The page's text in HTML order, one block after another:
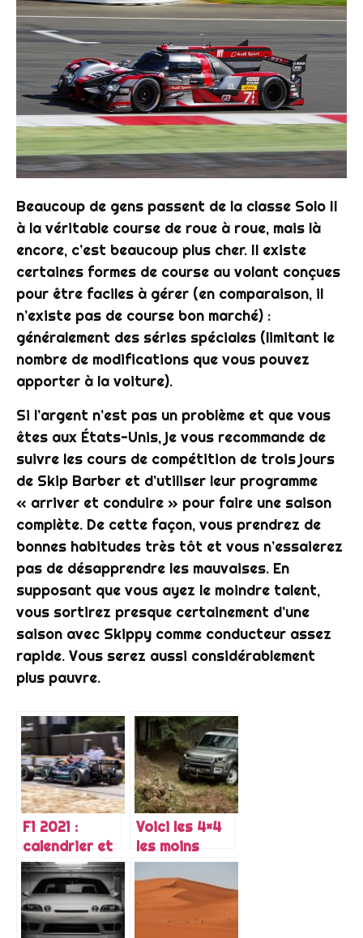
Beaucoup de gens passent de la classe Solo II
à la véritable course de roue à roue, mais là
encore, c’est beaucoup plus cher. Il existe
certaines formes de course au volant conçues
pour être faciles à gérer (en comparaison, il
n’existe pas de course bon marché) :
généralement des séries spéciales (limitant le
nombre de modifications que vous pouvez
apporter à la voiture).
Si l’argent n’est pas un problème et que vous
êtes aux États-Unis, je vous recommande de
suivre les cours de compétition de trois jours
de Skip Barber et d’utiliser leur programme
« arriver et conduire » pour faire une saison
complète. De cette façon, vous prendrez de
bonnes habitudes très tôt et vous n’essaierez
pas de désapprendre les mauvaises. En
supposant que vous ayez le moindre talent,
vous sortirez presque certainement d’une
saison avec Skippy comme conducteur assez
rapide. Vous serez aussi considérablement
plus pauvre.
F1 2021 :
calendrier et
horaires des
Grand Prix
Voici les 4×4
les moins
chers que
vous pouvez
acheter
neufs.